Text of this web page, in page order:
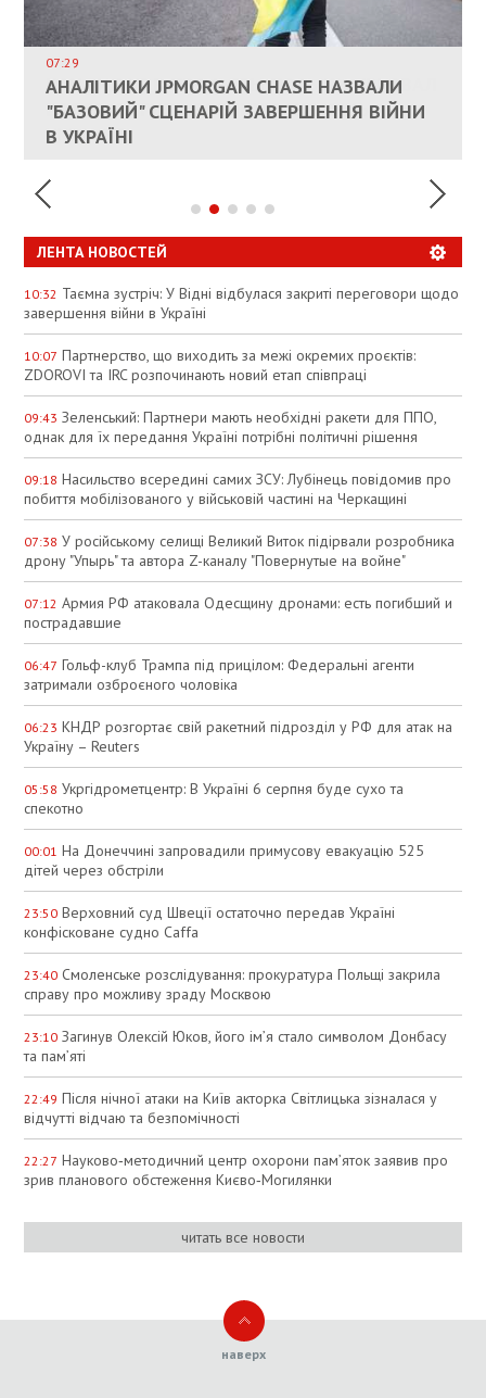
КАНДИДАТ В ПРЕМЬЕРЫ ПОЛЬШИ ПРИЗВАЛ
ЕС ПРЕКРАТИТЬ ВОЕННУЮ ПОМОЩЬ
УКРАИНЕ
07:29
АНАЛІТИКИ JPMORGAN CHASE НАЗВАЛИ
"БАЗОВИЙ" СЦЕНАРІЙ ЗАВЕРШЕННЯ ВІЙНИ
В УКРАЇНІ
ВЛАСНИКАМ ЗРУЙНОВАНОГО ЖИТЛА
ДОЗВОЛИЛИ НЕ ПЛАТИТИ ЗА КОМУНАЛКУ
ИНТЕГРАЦИЯ УКРАИНЫ В НАТО ВРЯД ЛИ
СОСТОИТСЯ В БЛИЖАЙШЕЕ ВРЕМЯ, –
РЮТТЕ
ПАЛИВНИЙ РИНОК РОЗІГРІЛИ ШТУЧНО:
АНАЛІТИКИ ЗВИНУВАТИЛИ АЗС У
СПЕКУЛЯЦІЇ
ЛЕНТА НОВОСТЕЙ
10:32 Таємна зустріч: У Відні відбулася закриті переговори щодо
завершення війни в Україні
10:07 Партнерство, що виходить за межі окремих проєктів:
ZDOROVI та IRC розпочинають новий етап співпраці
09:43 Зеленський: Партнери мають необхідні ракети для ППО,
однак для їх передання Україні потрібні політичні рішення
09:18 Насильство всередині самих ЗСУ: Лубінець повідомив про
побиття мобілізованого у військовій частині на Черкащині
07:38 У російському селищі Великий Виток підірвали розробника
дрону "Упырь" та автора Z-каналу "Повернутые на войне"
07:12 Армия РФ атаковала Одесщину дронами: есть погибший и
пострадавшие
06:47 Гольф-клуб Трампа під прицілом: Федеральні агенти
затримали озброєного чоловіка
06:23 КНДР розгортає свій ракетний підрозділ у РФ для атак на
Україну – Reuters
05:58 Укргідрометцентр: В Україні 6 серпня буде сухо та
спекотно
00:01 На Донеччині запровадили примусову евакуацію 525
дітей через обстріли
23:50 Верховний суд Швеції остаточно передав Україні
конфісковане судно Caffa
23:40 Смоленське розслідування: прокуратура Польщі закрила
справу про можливу зраду Москвою
23:10 Загинув Олексій Юков, його ім’я стало символом Донбасу
та пам’яті
22:49 Після нічної атаки на Київ акторка Світлицька зізналася у
відчутті відчаю та безпомічності
22:27 Науково‑методичний центр охорони пам’яток заявив про
зрив планового обстеження Києво‑Могилянки
читать все новости
наверх